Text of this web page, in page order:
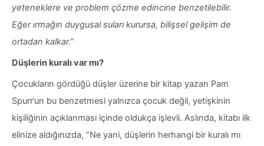
yeteneklere ve problem çözme edincine benzetilebilir.
Eğer ırmağın duygusal suları kurursa, bilişsel gelişim de
ortadan kalkar.”
Düşlerin kuralı var mı?
Çocukların gördüğü düşler üzerine bir kitap yazan Pam
Spurr’un bu benzetmesi yalnızca çocuk değil, yetişkinin
kişiliğinin açıklanması içinde oldukça işlevli. Aslında, kitabı ilk
elinize aldığınızda, “Ne yani, düşlerin herhangi bir kuralı mı